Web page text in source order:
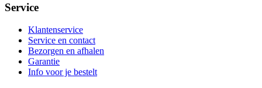
Service
Klantenservice
Service en contact
Bezorgen en afhalen
Garantie
Info voor je bestelt